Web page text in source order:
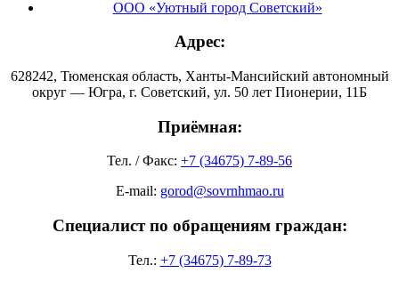
ООО «Уютный город Советский»
Адрес:
628242, Тюменская область, Ханты-Мансийский автономный
округ — Югра, г. Советский, ул. 50 лет Пионерии, 11Б
Приёмная:
Тел. / Факс: +7 (34675) 7-89-56
E-mail: gorod@sovrnhmao.ru
Специалист по обращениям граждан:
Тел.: +7 (34675) 7-89-73